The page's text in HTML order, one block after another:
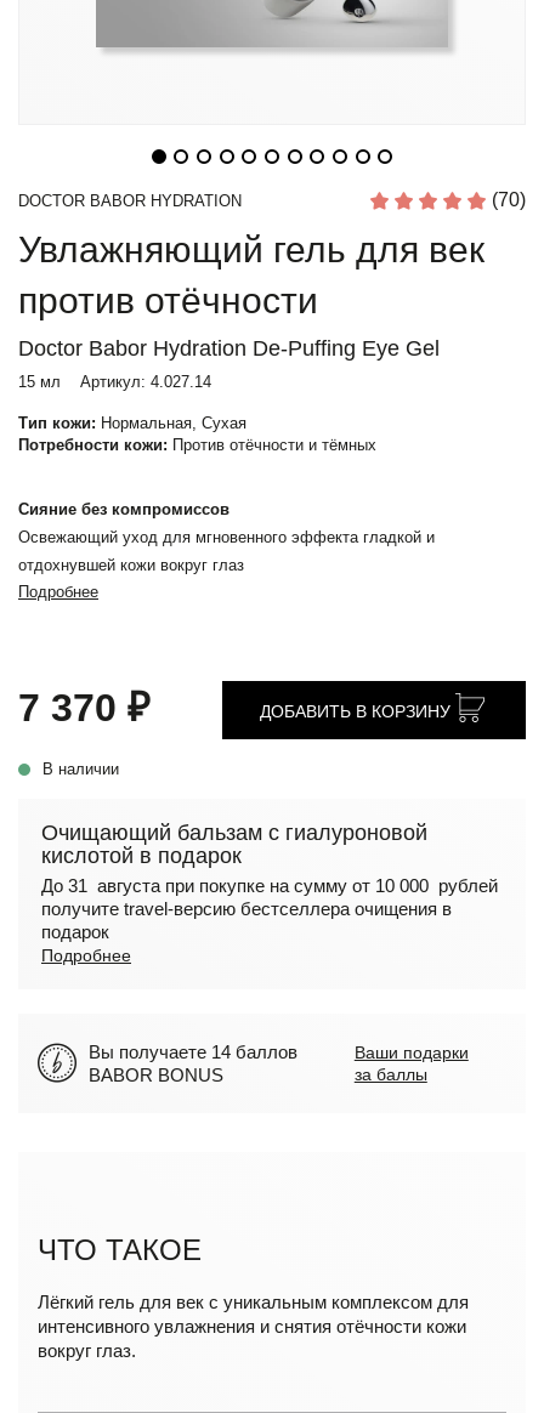
DOCTOR BABOR HYDRATION (70)
Увлажняющий гель для век
против отёчности
Doctor Babor Hydration De-Puffing Eye Gel
15 мл Артикул: 4.027.14
Тип кожи: Нормальная, Сухая
Потребности кожи: Против отёчности и тёмных
Сияние без компромиссов
Освежающий уход для мгновенного эффекта гладкой и
отдохнувшей кожи вокруг глаз
Подробнее
7 370 ₽
В наличии
ДОБАВИТЬ В КОРЗИНУ
Очищающий бальзам с гиалуроновой
кислотой в подарок
До 31 августа при покупке на сумму от 10 000 рублей
получите travel-версию бестселлера очищения в
подарок
Подробнее
Вы получаете 14 баллов
BABOR BONUS
Ваши подарки
за баллы
ЧТО ТАКОЕ
Лёгкий гель для век с уникальным комплексом для
интенсивного увлажнения и снятия отёчности кожи
вокруг глаз.